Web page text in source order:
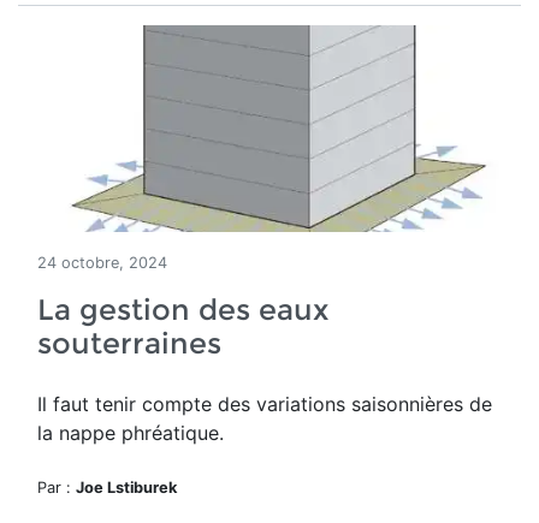
24 octobre, 2024
La gestion des eaux
souterraines
Il faut tenir compte des variations saisonnières de
la nappe phréatique.
Par : Joe Lstiburek